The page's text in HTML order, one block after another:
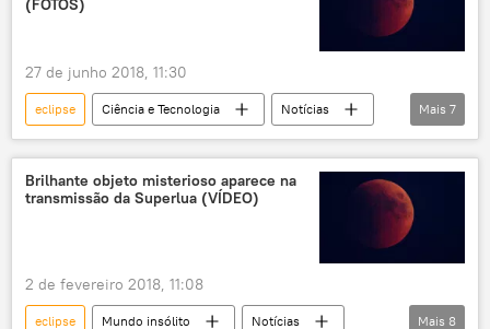
(FOTOS)
27 de junho 2018, 11:30
eclipse Ciência e Tecnologia
Notícias
Sociedade
América Latina
Lua
Espaço
fenômeno
NASA
Terra
Mais 7
Brilhante objeto misterioso aparece na
transmissão da Superlua (VÍDEO)
2 de fevereiro 2018, 11:08
eclipse Mundo insólito
Notícias
Mais 8